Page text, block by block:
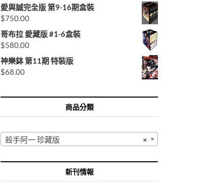
愛與誠完全版 第9-16期盒裝
$750.00
哥布拉 愛藏版 #1-6盒裝
$580.00
神樂鉢 第11期 特裝版
$68.00
商品分類
×
殺手阿一 珍藏版
新刊情報